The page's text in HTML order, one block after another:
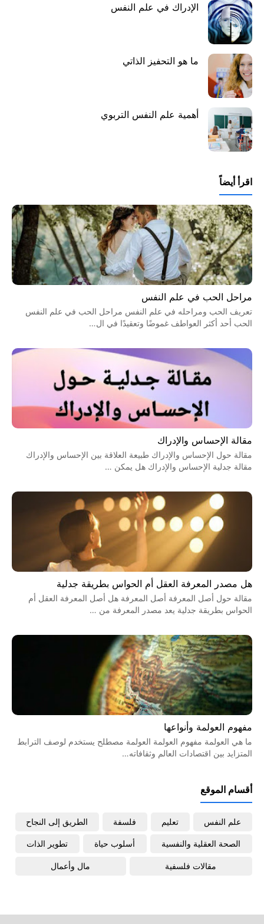
الإدراك في علم النفس
ما هو التحفيز الذاتي
أهمية علم النفس التربوي
اقرأ أيضاً
مراحل الحب في علم النفس
تعريف الحب ومراحله في علم النفس مراحل الحب في علم النفس
الحب أحد أكثر العواطف غموضًا وتعقيدًا في ال…
مقالة الإحساس والإدراك
مقالة حول الإحساس والإدراك طبيعة العلاقة بين الإحساس والإدراك
مقالة جدلية الإحساس والإدراك هل يمكن …
هل مصدر المعرفة العقل أم الحواس بطريقة جدلية
مقالة حول أصل المعرفة أصل المعرفة هل أصل المعرفة العقل أم
الحواس بطريقة جدلية يعد مصدر المعرفة من …
مفهوم العولمة وأنواعها
ما هي العولمة مفهوم العولمة العولمة مصطلح يستخدم لوصف الترابط
المتزايد بين اقتصادات العالم وثقافاته…
أقسام الموقع
علم النفس تعليم فلسفة الطريق إلى النجاح
الصحة العقلية والنفسية أسلوب حياة تطوير الذات
مقالات فلسفية مال وأعمال